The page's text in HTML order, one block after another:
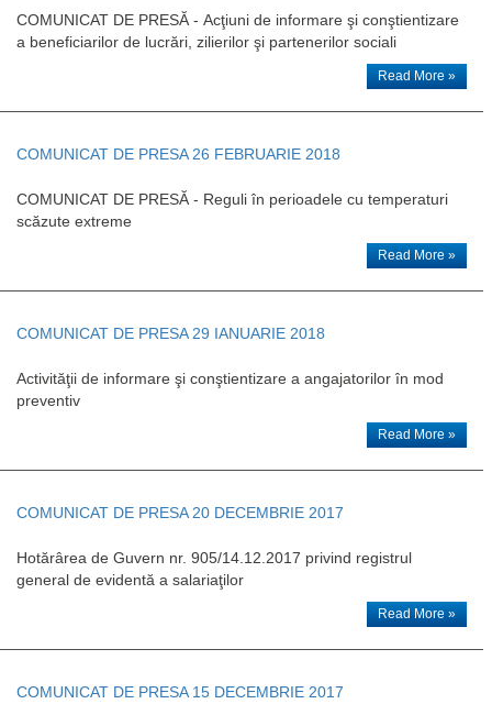
COMUNICAT DE PRESĂ - Acţiuni de informare şi conştientizare
a beneficiarilor de lucrări, zilierilor şi partenerilor sociali
Read More »
COMUNICAT DE PRESA 26 FEBRUARIE 2018
COMUNICAT DE PRESĂ - Reguli în perioadele cu temperaturi
scăzute extreme
Read More »
COMUNICAT DE PRESA 29 IANUARIE 2018
Activităţii de informare şi conştientizare a angajatorilor în mod
preventiv
Read More »
COMUNICAT DE PRESA 20 DECEMBRIE 2017
Hotărârea de Guvern nr. 905/14.12.2017 privind registrul
general de evidentă a salariaţilor
Read More »
COMUNICAT DE PRESA 15 DECEMBRIE 2017